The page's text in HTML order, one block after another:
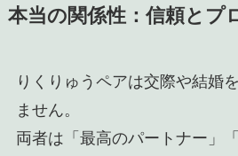
本当の関係性：信頼とプ
りくりゅうペアは交際や結婚
ません。
両者は「最高のパートナー」